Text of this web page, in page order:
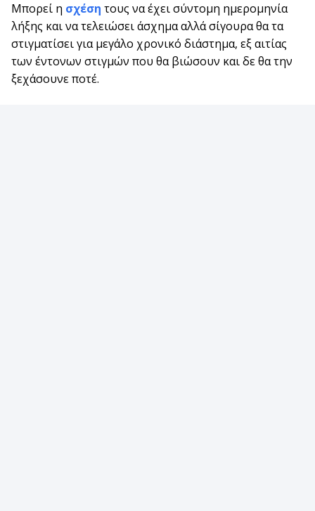
Μπορεί η σχέση τους να έχει σύντομη ημερομηνία
λήξης και να τελειώσει άσχημα αλλά σίγουρα θα τα
στιγματίσει για μεγάλο χρονικό διάστημα, εξ αιτίας
των έντονων στιγμών που θα βιώσουν και δε θα την
ξεχάσουνε ποτέ.